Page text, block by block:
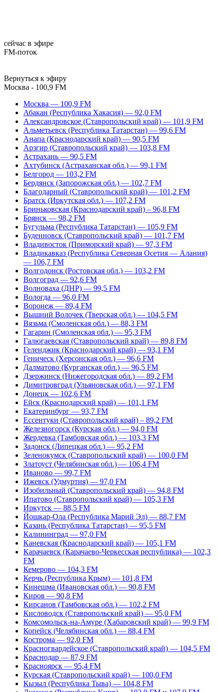
сейчас в эфире
FM-поток
Вернуться к эфиру
Москва - 100,9 FM
Москва — 100,9 FM
Абакан (Республика Хакасия) — 92,0 FM
Александровское (Ставропольский край) — 101,9 FM
Альметьевск (Республика Татарстан) — 99,6 FM
Анапа (Краснодарский край) — 90,5 FM
Арзгир (Ставропольский край) — 103,8 FM
Астрахань — 90,5 FM
Ахтубинск (Астраханская обл.) — 99,1 FM
Белгород — 103,2 FM
Бердянск (Запорожская обл.) — 102,7 FM
Благодарный (Ставропольский край) — 101,2 FM
Братск (Иркутская обл.) — 107,2 FM
Бриньковская (Краснодарский край) – 96,8 FM
Брянск — 98,2 FM
Бугульма (Республика Татарстан) — 105,9 FM
Буденновск (Ставропольский край) — 101,7 FM
Владивосток (Приморский край) — 97,3 FM
Владикавказ (Республика Северная Осетия — Алания)
— 106,7 FM
Волгодонск (Ростовская обл.) — 103,2 FM
Волгоград — 92,6 FM
Волноваха (ДНР) — 99,5 FM
Вологда — 96,0 FM
Воронеж — 89,4 FM
Вышний Волочек (Тверская обл.) — 104,5 FM
Вязьма (Смоленская обл.) — 88,3 FM
Гагарин (Смоленская обл.) — 95,3 FM
Галюгаевская (Ставропольский край) — 89,8 FM
Геленджик (Краснодарский край) — 93,1 FM
Геническ (Херсонская обл.) — 96,6 FM
Далматово (Курганская обл.) — 96,5 FM
Дзержинск (Нижегородская обл.) — 89,2 FM
Димитровград (Ульяновская обл.) — 97,1 FM
Донецк — 102,6 FM
Ейск (Краснодарский край) — 101,1 FM
Екатеринбург — 93,7 FM
Ессентуки (Ставропольский край) – 89,2 FM
Железногорск (Курская обл.) — 94,0 FM
Жердевка (Тамбовская обл.) — 103,3 FM
Задонск (Липецкая обл.) — 95,2 FM
Зеленокумск (Ставропольский край) — 100,0 FM
Златоуст (Челябинская обл.) — 106,4 FM
Иваново — 99,7 FM
Ижевск (Удмуртия) — 97,0 FM
Изобильный (Ставропольский край) — 94,8 FM
Ипатово (Ставропольский край) — 105,3 FM
Иркутск — 88,5 FM
Йошкар-Ола (Республика Марий Эл) — 88,7 FM
Казань (Республика Татарстан) — 95,5 FM
Калининград — 97,0 FM
Каневская (Краснодарский край) — 105,1 FM
Карачаевск (Карачаево-Черкесская республика) — 102,3
FM
Кемерово — 104,3 FM
Керчь (Республика Крым) — 101,8 FM
Кинешма (Ивановская обл.) — 90,8 FM
Киров — 90,8 FM
Кирсанов (Тамбовская обл.) — 102,2 FM
Кисловодск (Ставропольский край) — 95,0 FM
Комсомольск-на-Амуре (Хабаровский край) — 99,9 FM
Копейск (Челябинская обл.) — 88,4 FM
Кострома — 92,0 FM
Красногвардейское (Ставропольский край) — 104,5 FM
Краснодар — 87,9 FM
Красноярск — 95,4 FM
Курская (Ставропольский край) — 100,0 FM
Кызыл (Республика Тыва) — 104,8 FM